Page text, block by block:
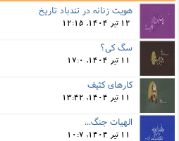
هویت زنانه در تندباد تاریخ
12 تیر 1404, 12:15
سگ کی؟
11 تیر 1404, 17:0
کارهای کثیف
11 تیر 1404, 13:42
الهیات جنگ...
11 تیر 1404, 10:7